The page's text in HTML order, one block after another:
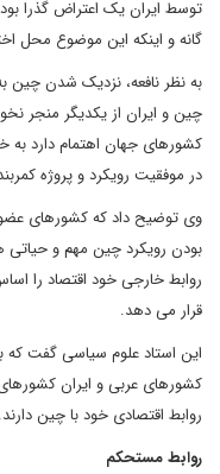
توسط ایران یک اعتراض گذرا
گانه و اینکه این موضوع محل
به نظر نافعه، نزدیک شدن
چین و ایران از یکدیگر منجر
کشورهای جهان اهتمام
در موفقیت رویکرد و پروژه
وی توضیح داد که کشورهای
بودن رویکرد چین مهم و
روابط خارجی خود اقتصاد را
قرار می دهد.
این استاد علوم سیاسی گفت که
کشورهای عربی و ایران
روابط اقتصادی خود با چین دارند.
روابط مستحکم